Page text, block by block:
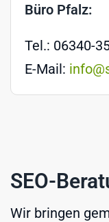
Büro Pfalz:
Tel.: 06340-
E-Mail:
SEO-
Wir bringen